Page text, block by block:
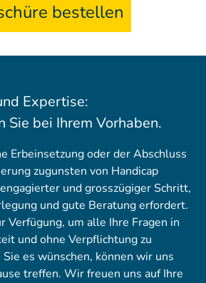
bestellen
Expertise:
Sie bei Ihrem Vorhaben.
Erbeinsetzung oder der Abschluss
zugunsten von Handicap
und grosszügiger Schritt,
und gute Beratung erfordert.
Verfügung, um alle Ihre Fragen in
und ohne Verpflichtung zu
es wünschen, können wir uns
treffen. Wir freuen uns auf Ihre